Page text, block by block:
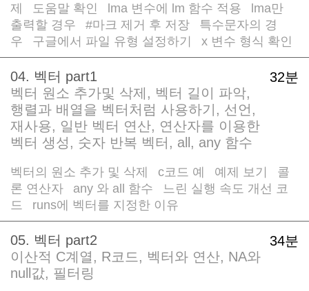
제
도움말 확인 lma 변수에 lm 함수 적용
lma만
출력할 경우
#마크 제거 후 저장
특수문자의 경
우
구글에서 파일 유형 설정하기 x 변수 형식 확인
32분
04. 벡터 part1
벡터 원소 추가및 삭제, 벡터 길이 파악,
행렬과 배열을 벡터처럼 사용하기, 선언,
재사용, 일반 벡터 연산, 연산자를 이용한
벡터 생성, 숫자 반복 벡터, all, any 함수
벡터의 원소 추가 및 삭제 c코드 예 예제 보기
콜
론 연산자
any 와 all 함수
느린 실행 속도 개선 코
드
runs에 벡터를 지정한 이유
34분
05. 벡터 part2
이산적 C계열, R코드, 벡터와 연산, NA와
null값, 필터링